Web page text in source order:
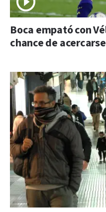
Boca empató con
chance de